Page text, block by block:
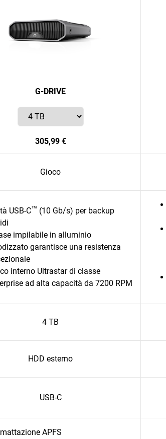
G-DRIVE
305,99 €
Gioco
USB-C™ (10 Gb/s) per backup
impilabile in alluminio
garantisce una resistenza
interno Ultrastar di classe
ad alta capacità da 7200 RPM
4 TB
HDD esterno
USB-C
APFS